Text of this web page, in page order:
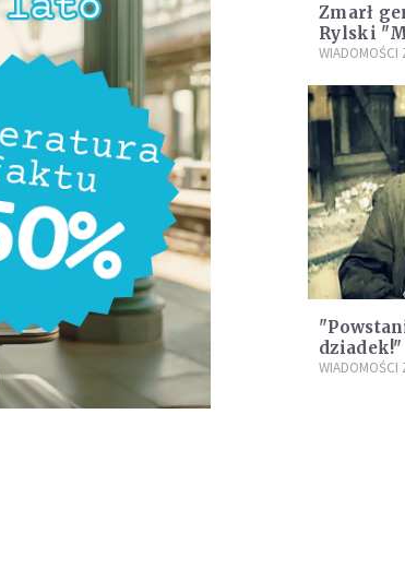
Zmarł
Rylski
WIADOMOŚCI
dziadek!"
WIADOMOŚCI